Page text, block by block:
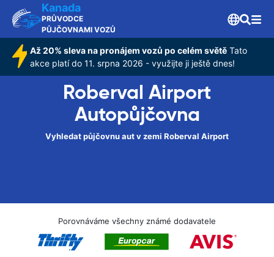
Kanada
PRŮVODCE
PŮJČOVNAMI VOZŮ
Až 20% sleva na pronájem vozů po celém světě Tato
akce platí do 11. srpna 2026 - využijte ji ještě dnes!
Roberval Airport
Autopůjčovna
Vyhledat půjčovnu aut v zemi Roberval Airport
Porovnáváme všechny známé dodavatele